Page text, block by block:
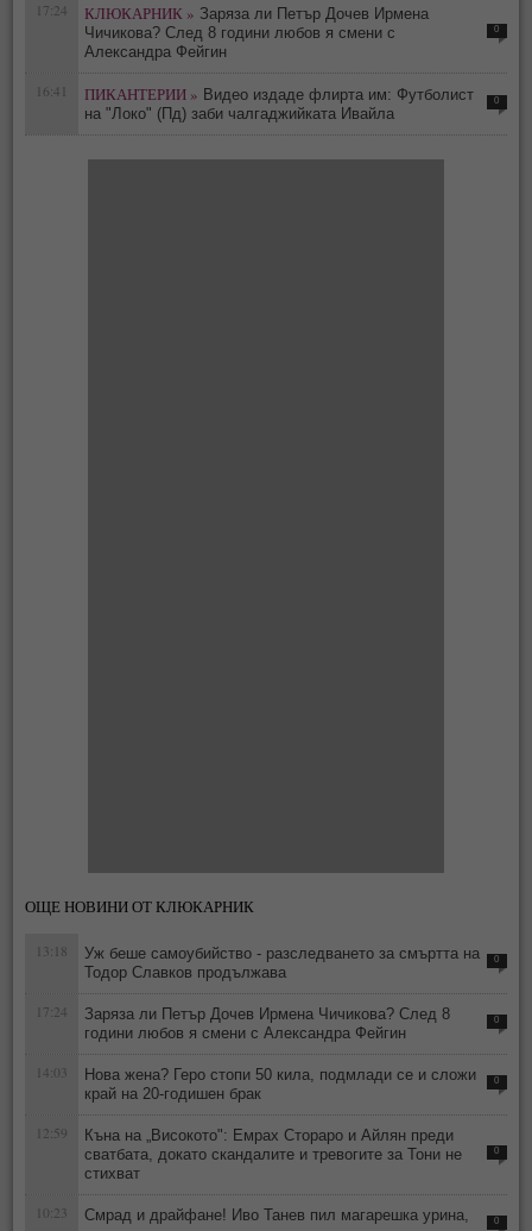
17:24 КЛЮКАРНИК » Заряза ли Петър Дочев Ирмена
Чичикова? След 8 години любов я смени с
Александра Фейгин
0
16:41 ПИКАНТЕРИИ » Видео издаде флирта им: Футболист
на "Локо" (Пд) заби чалгаджийката Ивайла
0
ОЩЕ НОВИНИ ОТ КЛЮКАРНИК
13:18
Уж беше самоубийство - разследването за смъртта на
Тодор Славков продължава
0
17:24
Заряза ли Петър Дочев Ирмена Чичикова? След 8
години любов я смени с Александра Фейгин
0
14:03
Нова жена? Геро стопи 50 кила, подмлади се и сложи
край на 20-годишен брак
0
12:59
Къна на „Високото": Емрах Стораро и Айлян преди
сватбата, докато скандалите и тревогите за Тони не
стихват
0
10:23
Смрад и драйфане! Иво Танев пил магарешка урина,
0